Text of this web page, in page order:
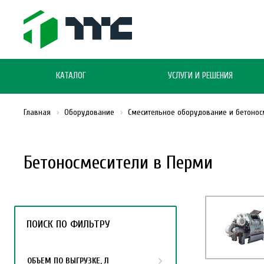
КАТАЛОГ УСЛУГИ И РЕШЕНИЯ
Бетоносмесители в Перми
Главная Оборудование Смесительное оборудование и
ПОИСК ПО ФИЛЬТРУ
ОБЪЕМ ПО ВЫГРУЗКЕ, Л